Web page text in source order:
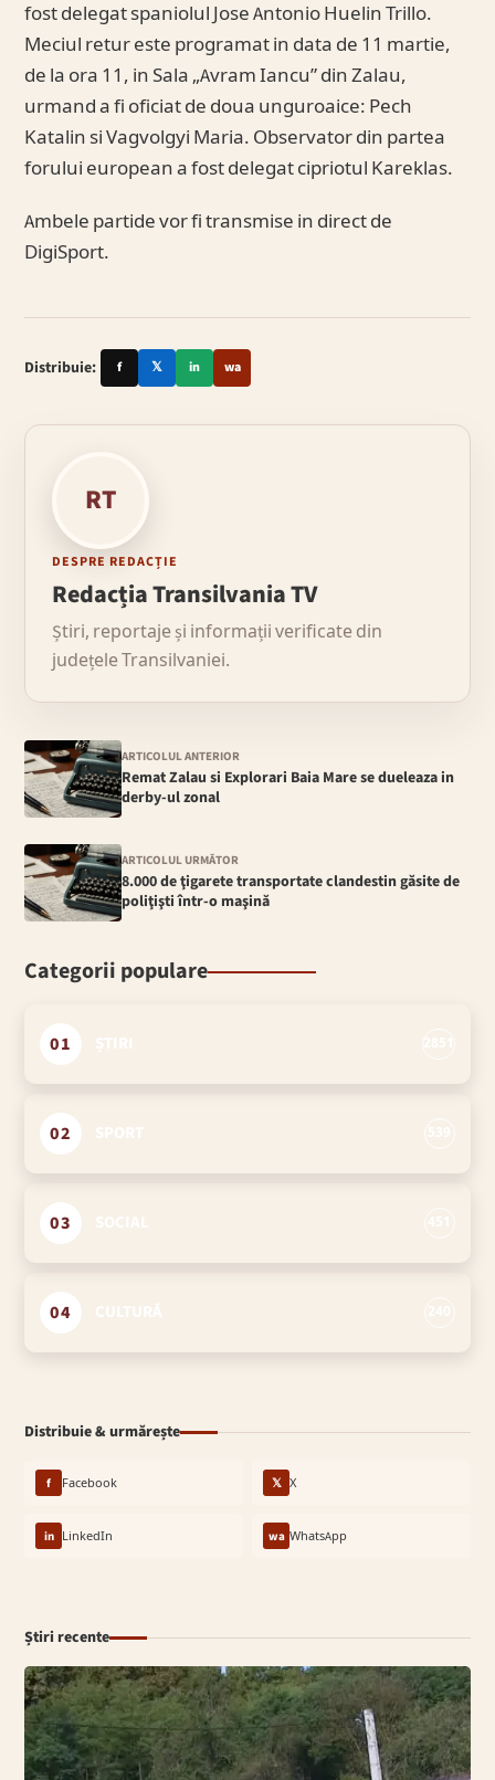
fost delegat spaniolul Jose Antonio Huelin Trillo.
Meciul retur este programat in data de 11 martie,
de la ora 11, in Sala „Avram Iancu” din Zalau,
urmand a fi oficiat de doua unguroaice: Pech
Katalin si Vagvolgyi Maria. Observator din partea
forului european a fost delegat cipriotul Kareklas.
Ambele partide vor fi transmise in direct de
DigiSport.
Distribuie: f 𝕏 in wa
RT
DESPRE REDACȚIE
Redacția Transilvania TV
Știri, reportaje și informații verificate din
județele Transilvaniei.
ARTICOLUL ANTERIOR
Remat Zalau si Explorari Baia Mare se dueleaza in
derby-ul zonal
ARTICOLUL URMĂTOR
8.000 de ţigarete transportate clandestin găsite de
poliţişti într-o maşină
Categorii populare
01
02
03
04
Distribuie & urmărește
f Facebook 𝕏 X
in LinkedIn wa WhatsApp
Știri recente